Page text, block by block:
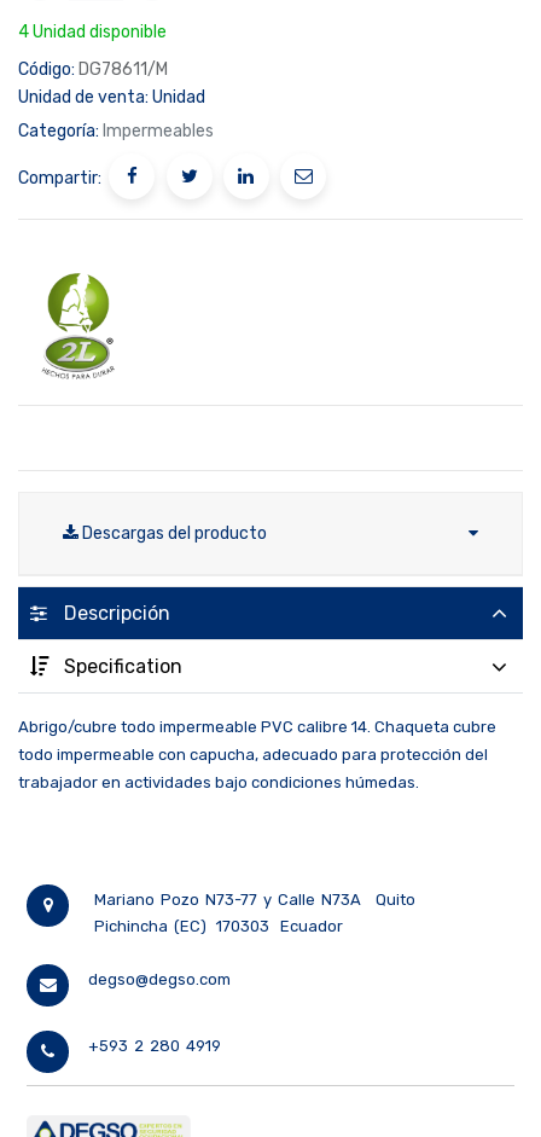
4 Unidad disponible
Código: DG78611/M
Unidad de venta: Unidad
Categoría: Impermeables
Compartir:
Descargas del producto
Descripción
Specification
Abrigo/cubre todo impermeable PVC calibre 14. Chaqueta cubre
todo impermeable con capucha, adecuado para protección del
trabajador en actividades bajo condiciones húmedas.
Mariano Pozo N73-77 y Calle N73A
Quito
Pichincha (EC)
170303 Ecuador
degso@degso.com
+593 2 280 4919